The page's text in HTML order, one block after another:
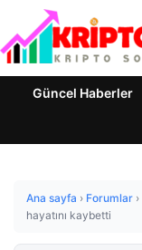
Güncel Haberler
Ana sayfa › Forumlar ›
hayatını kaybetti